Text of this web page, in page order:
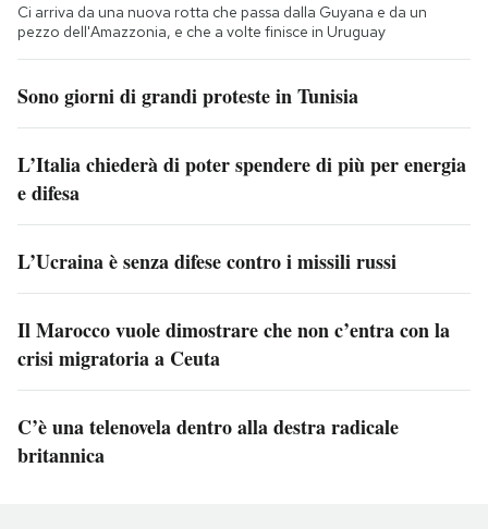
Ci arriva da una nuova rotta che passa dalla Guyana e da un
pezzo dell'Amazzonia, e che a volte finisce in Uruguay
Sono giorni di grandi proteste in Tunisia
L’Italia chiederà di poter spendere di più per energia
e difesa
L’Ucraina è senza difese contro i missili russi
Il Marocco vuole dimostrare che non c’entra con la
crisi migratoria a Ceuta
C’è una telenovela dentro alla destra radicale
britannica